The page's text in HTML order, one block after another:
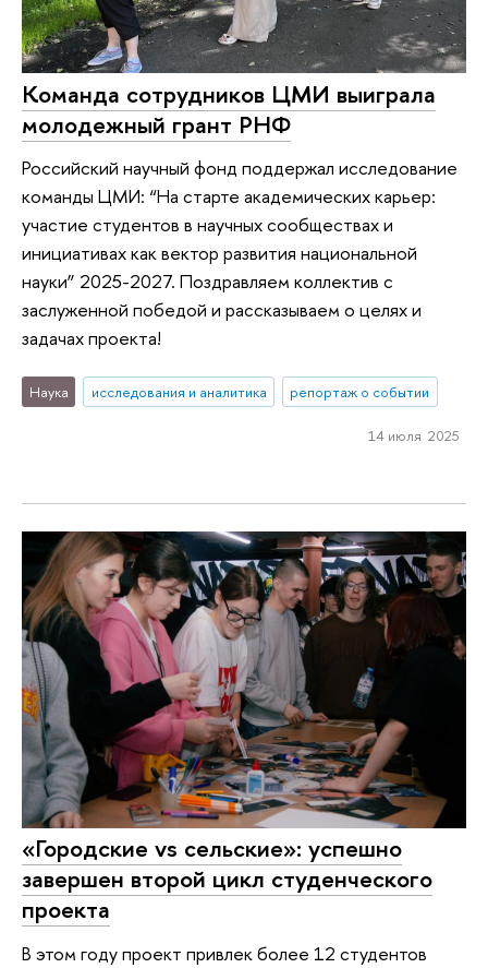
Команда сотрудников ЦМИ выиграла
молодежный грант РНФ
Российский научный фонд поддержал исследование
команды ЦМИ: “На старте академических карьер:
участие студентов в научных сообществах и
инициативах как вектор развития национальной
науки” 2025-2027. Поздравляем коллектив с
заслуженной победой и рассказываем о целях и
задачах проекта!
Наука исследования и аналитика репортаж о событии
14 июля 2025
«Городские vs сельские»: успешно
завершен второй цикл студенческого
проекта
В этом году проект привлек более 12 студентов